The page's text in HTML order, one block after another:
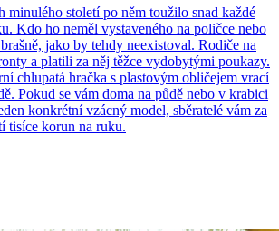
minulého století po něm toužilo snad každé
Kdo ho neměl vystaveného na poličce nebo
jako by tehdy neexistoval. Rodiče na
a platili za něj těžce vydobytými poukazy.
chlupatá hračka s plastovým obličejem vrací
Pokud se vám doma na půdě nebo v krabici
konkrétní vzácný model, sběratelé vám za
tisíce korun na ruku.